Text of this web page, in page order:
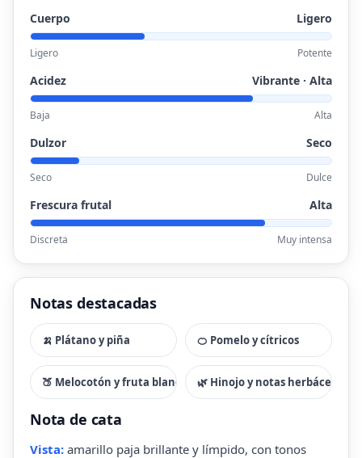
Cuerpo Ligero
Ligero Potente
Acidez Vibrante · Alta
Baja Alta
Dulzor Seco
Seco Dulce
Frescura frutal Alta
Discreta Muy intensa
Notas destacadas
🍌 Plátano y piña 🍊 Pomelo y cítricos
🍑 Melocotón y fruta blanca 🌿 Hinojo y notas herbáceas
Nota de cata
Vista: amarillo paja brillante y límpido, con tonos